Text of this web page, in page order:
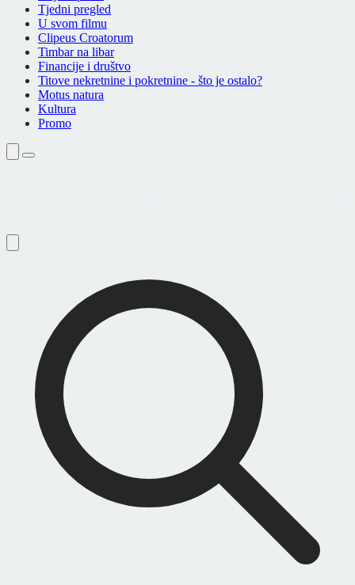
Tjedni pregled
U svom filmu
Clipeus Croatorum
Timbar na libar
Financije i društvo
Titove nekretnine i pokretnine - što je ostalo?
Motus natura
Kultura
Promo